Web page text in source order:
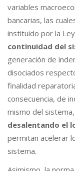
variables
bancarias, las
instituido por la
continuidad del
generación de
disociados
finalidad
consecuencia, de
mismo del sistema,
desalentando el
permitan acelerar
sistema.